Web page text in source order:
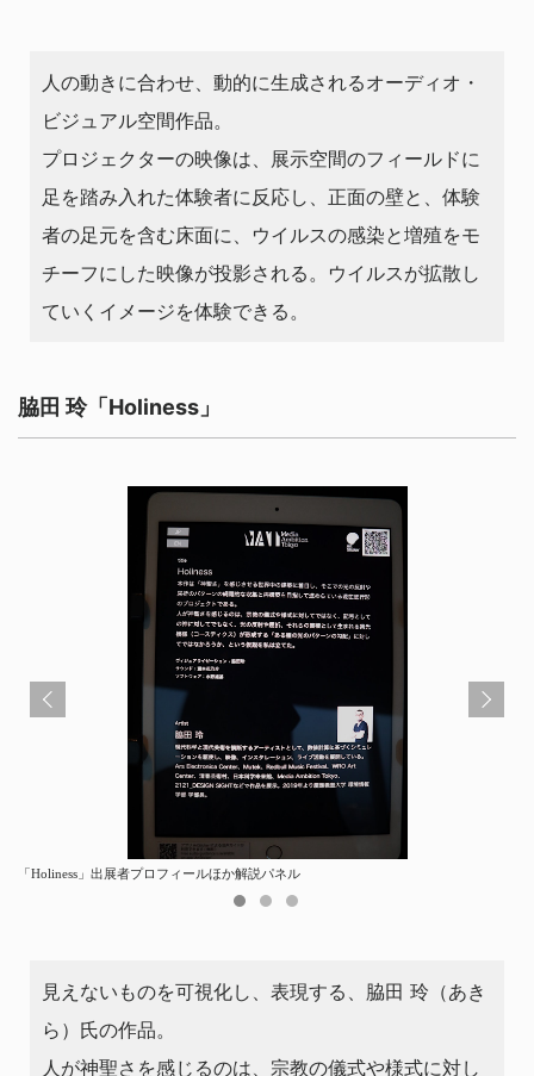
⼈の動きに合わせ、動的に⽣成されるオーディオ・
ビジュアル空間作品。
プロジェクターの映像は、展示空間のフィールドに
足を踏み入れた体験者に反応し、正⾯の壁と、体験
者の⾜元を含む床⾯に、ウイルスの感染と増殖をモ
チーフにした映像が投影される。ウイルスが拡散し
ていくイメージを体験できる。
脇⽥ 玲「Holiness」
「Holiness」出展者プロフィールほか解説パネル
脇⽥ 玲「Holiness」photo: 津島岳央 画像提供：MAT
「Holiness」展示ブース内
見えないものを可視化し、表現する、脇⽥ 玲（あき
ら）氏の作品。
⼈が神聖さを感じるのは、宗教の儀式や様式に対し